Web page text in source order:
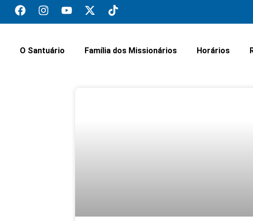
O Santuário Família dos Missionários Horários